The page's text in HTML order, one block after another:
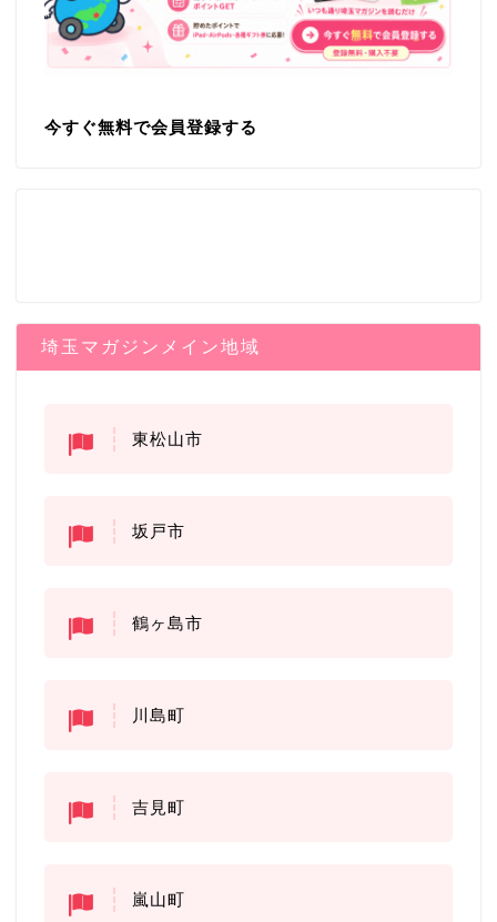
今すぐ無料で会員登録する
埼玉マガジンメイン地域
東松山市
坂戸市
鶴ヶ島市
川島町
吉見町
嵐山町